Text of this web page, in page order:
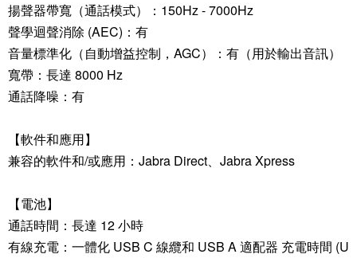
揚聲器帶寬（通話模式）：150Hz - 7000Hz
聲學迴聲消除 (AEC)：有
音量標準化（自動增益控制，AGC）：有（用於輸出音訊）
寬帶：長達 8000 Hz
通話降噪：有
【軟件和應用】
兼容的軟件和/或應用：Jabra Direct、Jabra Xpress
【電池】
通話時間：長達 12 小時
有線充電：一體化 USB C 線纜和 USB A 適配器 充電時間 (U